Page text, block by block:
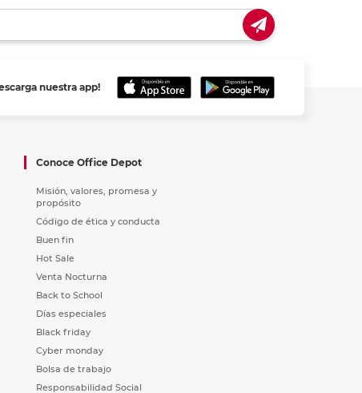
nuestra app!
Conoce Office Depot
Misión, valores, promesa y
propósito
Código de ética y conducta
Buen fin
Hot Sale
Venta Nocturna
Back to School
Días especiales
Black friday
Cyber monday
Bolsa de trabajo
Responsabilidad Social